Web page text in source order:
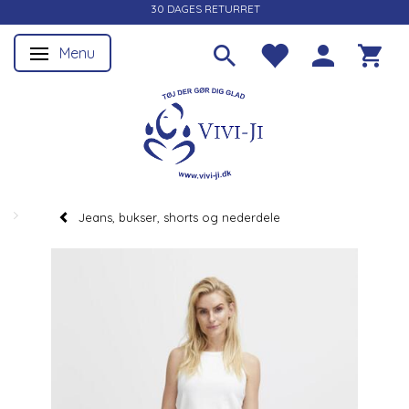
30 DAGES RETURRET
Skifte navigation
Menu
Jeans, bukser, shorts og nederdele